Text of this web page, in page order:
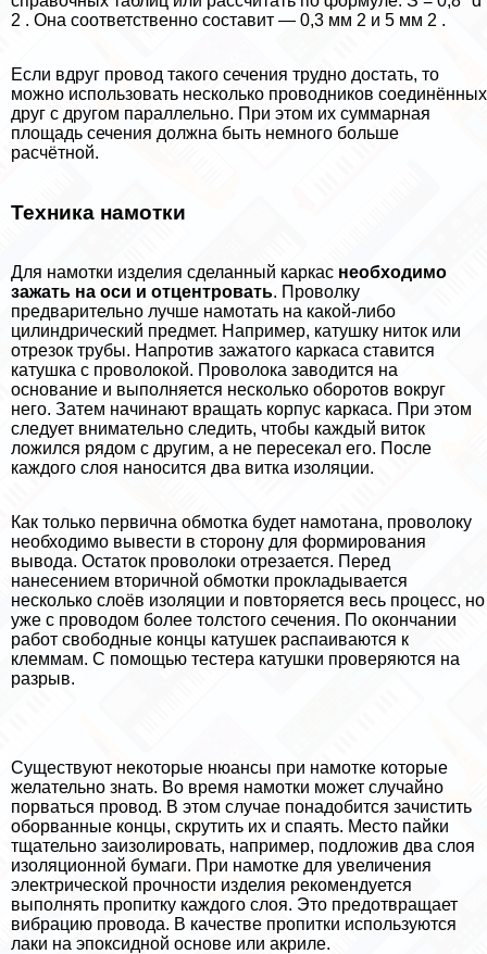
2 . Она соответственно составит — 0,3 мм 2 и 5 мм 2 .
Если вдруг провод такого сечения трудно достать, то
можно использовать несколько проводников соединённых
друг с другом параллельно. При этом их суммарная
площадь сечения должна быть немного больше
расчётной.
Техника намотки
Для намотки изделия сделанный каркас необходимо
зажать на оси и отцентровать. Проволку
предварительно лучше намотать на какой-либо
цилиндрический предмет. Например, катушку ниток или
отрезок трубы. Напротив зажатого каркаса ставится
катушка с проволокой. Проволока заводится на
основание и выполняется несколько оборотов вокруг
него. Затем начинают вращать корпус каркаса. При этом
следует внимательно следить, чтобы каждый виток
ложился рядом с другим, а не пересекал его. После
каждого слоя наносится два витка изоляции.
Как только первична обмотка будет намотана, проволоку
необходимо вывести в сторону для формирования
вывода. Остаток проволоки отрезается. Перед
нанесением вторичной обмотки прокладывается
несколько слоёв изоляции и повторяется весь процесс, но
уже с проводом более толстого сечения. По окончании
работ свободные концы катушек распаиваются к
клеммам. С помощью тестера катушки проверяются на
разрыв.
Существуют некоторые нюансы при намотке которые
желательно знать. Во время намотки может случайно
порваться провод. В этом случае понадобится зачистить
оборванные концы, скрутить их и спаять. Место пайки
тщательно заизолировать, например, подложив два слоя
изоляционной бумаги. При намотке для увеличения
электрической прочности изделия рекомендуется
выполнять пропитку каждого слоя. Это предотвращает
вибрацию провода. В качестве пропитки используются
лаки на эпоксидной основе или акриле.